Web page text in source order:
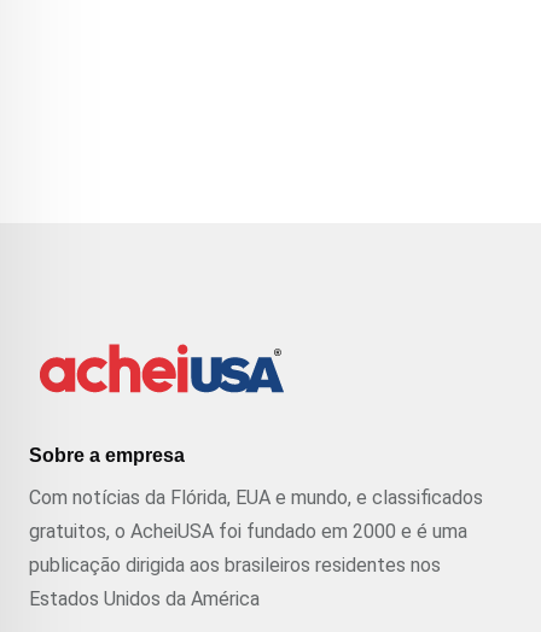
Sobre a empresa
Com notícias da Flórida, EUA e mundo, e classificados
gratuitos, o AcheiUSA foi fundado em 2000 e é uma
publicação dirigida aos brasileiros residentes nos
Estados Unidos da América